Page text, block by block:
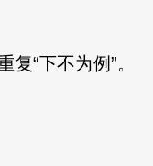
“下不为例”。